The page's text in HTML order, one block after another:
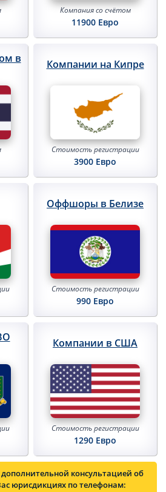
Компания сосчётом
11900 Евро
в
Компании на Кипре
Стоимостьрегистрации
3900 Евро
Оффшоры в Белизе
Стоимостьрегистрации
990 Евро
Компании в США
Стоимостьрегистрации
1290 Евро
консультацией об
юрисдикциях по телефонам: